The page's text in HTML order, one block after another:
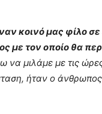
κοινό μας φίλο σε
με τον οποίο θα
να μιλάμε με τις
ήταν ο